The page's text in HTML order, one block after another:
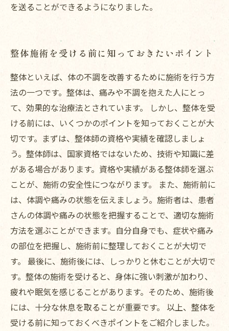
を送ることができるようになりました。
整体施術を受ける前に知っておきたいポイント
整体といえば、体の不調を改善するために施術を行う方
法の一つです。整体は、痛みや不調を抱えた人にとっ
て、効果的な治療法とされています。 しかし、整体を受
ける前には、いくつかのポイントを知っておくことが大
切です。まずは、整体師の資格や実績を確認しましょ
う。整体師は、国家資格ではないため、技術や知識に差
がある場合があります。資格や実績がある整体師を選ぶ
ことが、施術の安全性につながります。 また、施術前に
は、体調や痛みの状態を伝えましょう。施術者は、患者
さんの体調や痛みの状態を把握することで、適切な施術
方法を選ぶことができます。自分自身でも、症状や痛み
の部位を把握し、施術前に整理しておくことが大切で
す。 最後に、施術後には、しっかりと休むことが大切で
す。整体の施術を受けると、身体に強い刺激が加わり、
疲れや眠気を感じることがあります。そのため、施術後
には、十分な休息を取ることが重要です。 以上、整体を
受ける前に知っておくべきポイントをご紹介しました。